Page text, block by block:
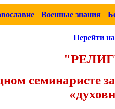
Военные знания
Перейти
семинаристе